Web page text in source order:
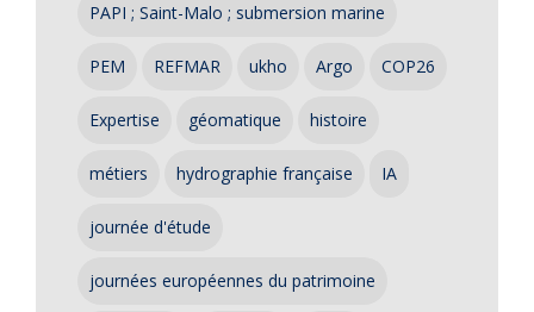
PAPI ; Saint-Malo ; submersion marine
PEM REFMAR ukho Argo COP26
Expertise géomatique histoire
métiers hydrographie française IA
journée d'étude
journées européennes du patrimoine